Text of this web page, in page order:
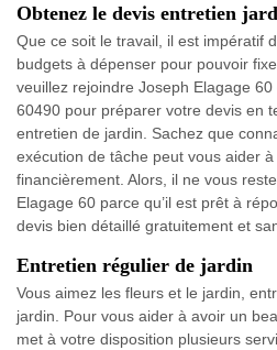
Obtenez le devis entretien
Que ce soit le travail, il est impératif
budgets à dépenser pour pouvoir
veuillez rejoindre Joseph Elagage
60490 pour préparer votre devis en
entretien de jardin. Sachez que
exécution de tâche peut vous aider
financièrement. Alors, il ne vous
Elagage 60 parce qu’il est prêt à
devis bien détaillé gratuitement et
Entretien régulier de jardin
Vous aimez les fleurs et le jardin,
jardin. Pour vous aider à avoir un
met à votre disposition plusieurs